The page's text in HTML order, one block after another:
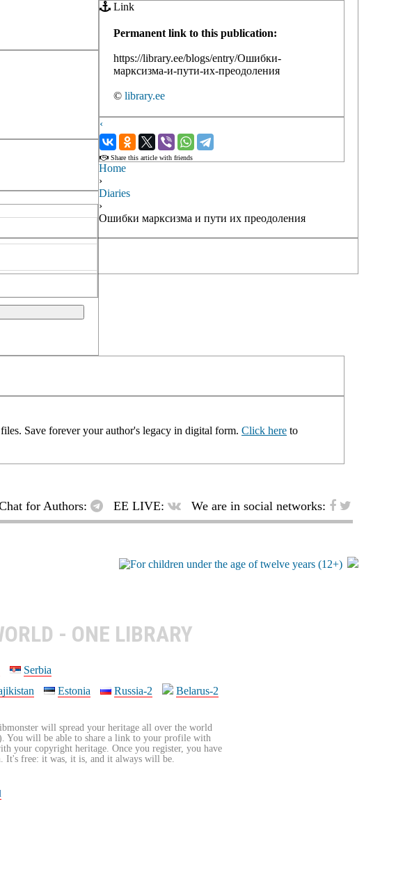
Link
Permanent link to this publication:
https://library.ee/blogs/entry/Ошибки-
марксизма-и-пути-их-преодоления
© library.ee
‹
›
Share this article with friends
Save forever your author's legacy in digital form. Click here to
Home
›
Diaries
›
Ошибки марксизма и пути их преодоления
for Authors: EE LIVE: We are in social networks:
- ONE LIBRARY
Serbia
Estonia Russia-2 Belarus-2
will spread your heritage all over the world
You will be able to share a link to your profile with
your copyright heritage. Once you register, you have
It's free: it was, it is, and it always will be.